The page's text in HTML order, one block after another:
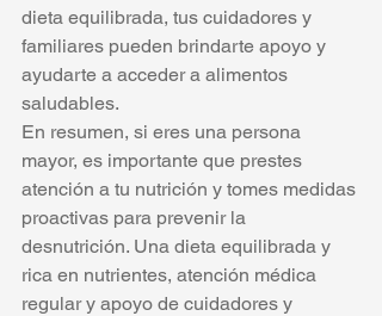
dieta equilibrada, tus cuidadores y
familiares pueden brindarte apoyo y
ayudarte a acceder a alimentos
saludables.
En resumen, si eres una persona
mayor, es importante que prestes
atención a tu nutrición y tomes medidas
proactivas para prevenir la
desnutrición. Una dieta equilibrada y
rica en nutrientes, atención médica
regular y apoyo de cuidadores y